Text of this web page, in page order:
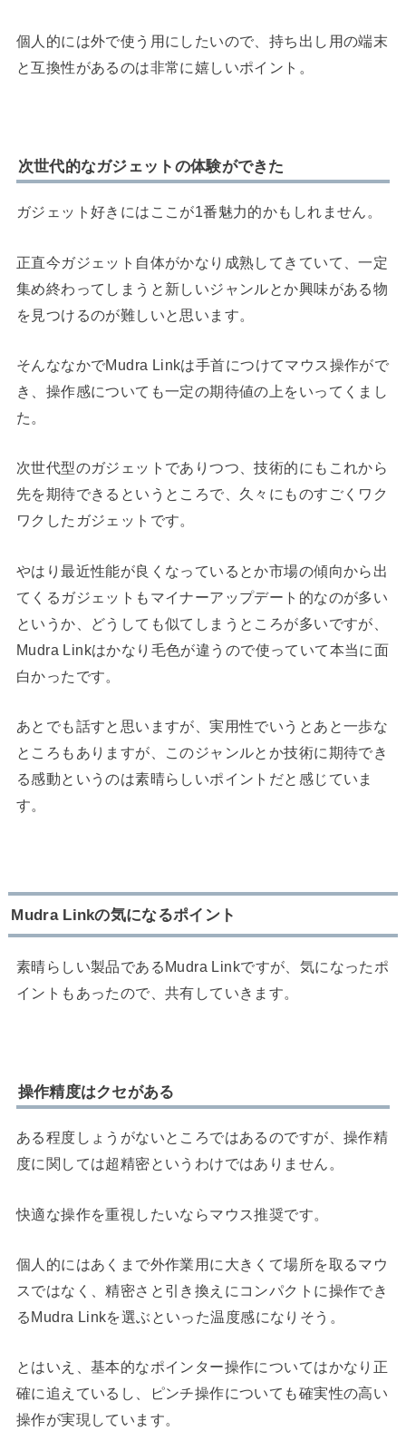
個人的には外で使う用にしたいので、持ち出し用の端末
と互換性があるのは非常に嬉しいポイント。
次世代的なガジェットの体験ができた
ガジェット好きにはここが1番魅力的かもしれません。
正直今ガジェット自体がかなり成熟してきていて、一定
集め終わってしまうと新しいジャンルとか興味がある物
を見つけるのが難しいと思います。
そんななかでMudra Linkは手首につけてマウス操作がで
き、操作感についても一定の期待値の上をいってくまし
た。
次世代型のガジェットでありつつ、技術的にもこれから
先を期待できるというところで、久々にものすごくワク
ワクしたガジェットです。
やはり最近性能が良くなっているとか市場の傾向から出
てくるガジェットもマイナーアップデート的なのが多い
というか、どうしても似てしまうところが多いですが、
Mudra Linkはかなり毛色が違うので使っていて本当に面
白かったです。
あとでも話すと思いますが、実用性でいうとあと一歩な
ところもありますが、このジャンルとか技術に期待でき
る感動というのは素晴らしいポイントだと感じていま
す。
Mudra Linkの気になるポイント
素晴らしい製品であるMudra Linkですが、気になったポ
イントもあったので、共有していきます。
操作精度はクセがある
ある程度しょうがないところではあるのですが、操作精
度に関しては超精密というわけではありません。
快適な操作を重視したいならマウス推奨です。
個人的にはあくまで外作業用に大きくて場所を取るマウ
スではなく、精密さと引き換えにコンパクトに操作でき
るMudra Linkを選ぶといった温度感になりそう。
とはいえ、基本的なポインター操作についてはかなり正
確に追えているし、ピンチ操作についても確実性の高い
操作が実現しています。